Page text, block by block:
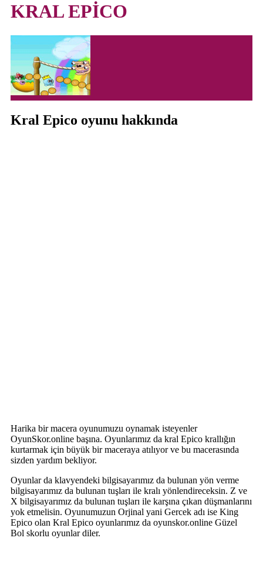
KRAL EPİCO
Kral Epico oyunu hakkında
Harika bir macera oyunumuzu oynamak isteyenler
OyunSkor.online başına. Oyunlarımız da kral Epico krallığın
kurtarmak için büyük bir maceraya atılıyor ve bu macerasında
sizden yardım bekliyor.
Oyunlar da klavyendeki bilgisayarımız da bulunan yön verme
bilgisayarımız da bulunan tuşları ile kralı yönlendireceksin. Z ve
X bilgisayarımız da bulunan tuşları ile karşına çıkan düşmanlarını
yok etmelisin. Oyunumuzun Orjinal yani Gercek adı ise King
Epico olan Kral Epico oyunlarımız da oyunskor.online Güzel
Bol skorlu oyunlar diler.